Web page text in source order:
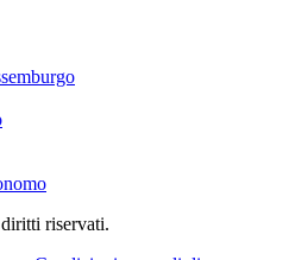
riservati.